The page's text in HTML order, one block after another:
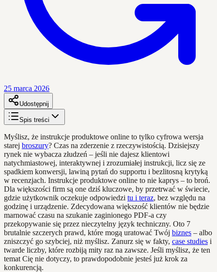
25 marca 2026
Udostępnij
Spis treści
Myślisz, że instrukcje produktowe online to tylko cyfrowa wersja
starej broszury? Czas na zderzenie z rzeczywistością. Dzisiejszy
rynek nie wybacza złudzeń – jeśli nie dajesz klientowi
natychmiastowej, interaktywnej i zrozumiałej instrukcji, licz się ze
spadkiem konwersji, lawiną pytań do supportu i bezlitosną krytyką
w recenzjach. Instrukcje produktowe online to nie kaprys – to broń.
Dla większości firm są one dziś kluczowe, by przetrwać w świecie,
gdzie użytkownik oczekuje odpowiedzi tu i teraz, bez względu na
godzinę i urządzenie. Zdecydowana większość klientów nie będzie
marnować czasu na szukanie zaginionego PDF-a czy
przekopywanie się przez nieczytelny język techniczny. Oto 7
brutalnie szczerych prawd, które mogą uratować Twój biznes – albo
zniszczyć go szybciej, niż myślisz. Zanurz się w fakty, case studies i
twarde liczby, które rozbiją mity raz na zawsze. Jeśli myślisz, że ten
temat Cię nie dotyczy, to prawdopodobnie jesteś już krok za
konkurencją.